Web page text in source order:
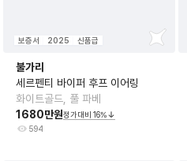
보증서 2025 신품급
불가리
세르펜티 바이퍼 후프 이어링
화이트골드, 풀 파베
1680만원정가대비 16%
594